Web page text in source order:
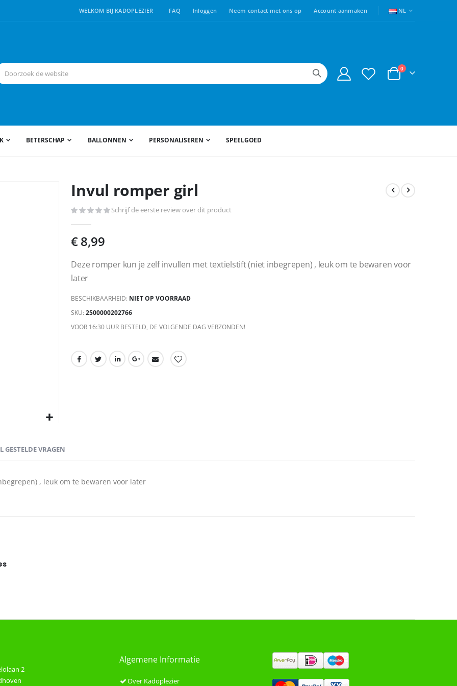
WELKOM BIJ KADOPLEZIER FAQ Inloggen Neem contact met ons op Account aanmaken TAAL NL
Cart
0producten
BETERSCHAP BALLONNEN PERSONALISEREN SPEELGOED
Invul romper girl
Schrijf de eerste review over dit product
€ 8,99
Deze romper kun je zelf invullen met textielstift (niet inbegrepen) , leuk om te bewaren voor
later
BESCHIKBAARHEID: NIET OP VOORRAAD
SKU 2500000202766
VOOR 16:30 UUR BESTELD, DE VOLGENDE DAG VERZONDEN!
, leuk om te bewaren voor later
GESTELDE VRAGEN
2
Algemene Informatie
Over Kadoplezier